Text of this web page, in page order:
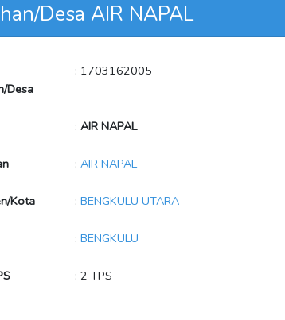
Desa AIR NAPAL
Desa
: 1703162005
: AIR NAPAL
: AIR NAPAL
Kota : BENGKULU UTARA
: BENGKULU
: 2 TPS